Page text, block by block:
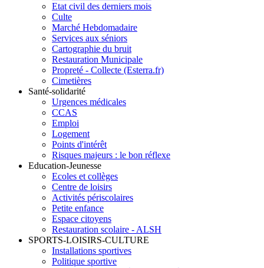
Etat civil des derniers mois
Culte
Marché Hebdomadaire
Services aux séniors
Cartographie du bruit
Restauration Municipale
Propreté - Collecte (Esterra.fr)
Cimetières
Santé-solidarité
Urgences médicales
CCAS
Emploi
Logement
Points d'intérêt
Risques majeurs : le bon réflexe
Education-Jeunesse
Ecoles et collèges
Centre de loisirs
Activités périscolaires
Petite enfance
Espace citoyens
Restauration scolaire - ALSH
SPORTS-LOISIRS-CULTURE
Installations sportives
Politique sportive